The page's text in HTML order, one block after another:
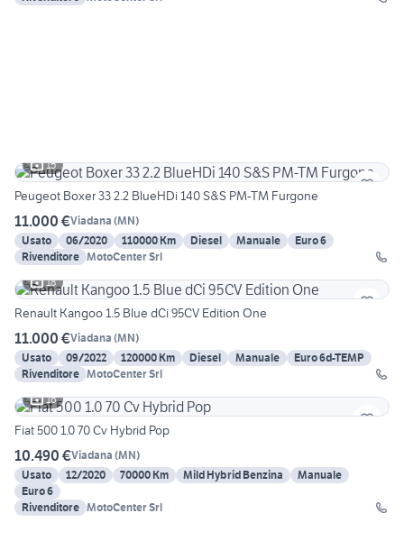
15
Peugeot Boxer 33 2.2 BlueHDi 140 S&S PM-TM Furgone
11.000 €Viadana (MN)
Usato
06/2020 110000 Km Diesel Manuale
Euro 6
Rivenditore MotoCenter Srl
18
Renault Kangoo 1.5 Blue dCi 95CV Edition One
11.000 €Viadana (MN)
Usato
09/2022 120000 Km Diesel Manuale
Euro 6d-TEMP
Rivenditore MotoCenter Srl
16
Fiat 500 1.0 70 Cv Hybrid Pop
10.490 €Viadana (MN)
Usato
12/2020 70000 Km Mild Hybrid Benzina
Manuale
Euro 6
Rivenditore MotoCenter Srl